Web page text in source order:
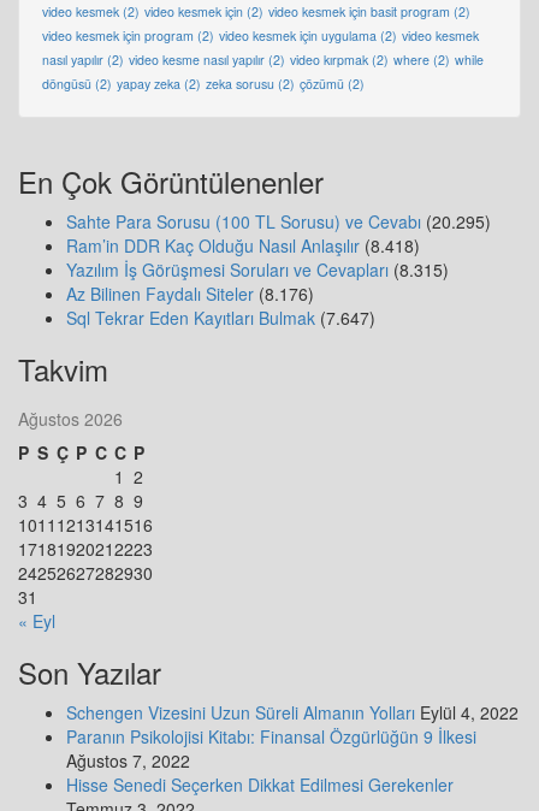
video kesmek (2) video kesmek için (2) video kesmek için basit program (2)
video kesmek için program (2) video kesmek için uygulama (2) video kesmek
nasıl yapılır (2) video kesme nasıl yapılır (2) video kırpmak (2) where (2) while
döngüsü (2) yapay zeka (2) zeka sorusu (2) çözümü (2)
En Çok Görüntülenenler
Sahte Para Sorusu (100 TL Sorusu) ve Cevabı (20.295)
Ram’in DDR Kaç Olduğu Nasıl Anlaşılır (8.418)
Yazılım İş Görüşmesi Soruları ve Cevapları (8.315)
Az Bilinen Faydalı Siteler (8.176)
Sql Tekrar Eden Kayıtları Bulmak (7.647)
Takvim
Ağustos 2026
P S Ç P C C P
1 2
3 4 5 6 7 8 9
1011 1213141516
17181920212223
24252627282930
31
« Eyl
Son Yazılar
Schengen Vizesini Uzun Süreli Almanın Yolları Eylül 4, 2022
Paranın Psikolojisi Kitabı: Finansal Özgürlüğün 9 İlkesi
Ağustos 7, 2022
Hisse Senedi Seçerken Dikkat Edilmesi Gerekenler